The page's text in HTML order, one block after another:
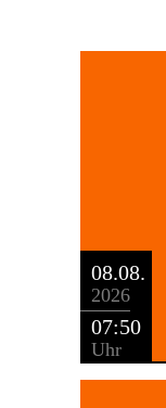
08.08.
2026
07:50
Uhr